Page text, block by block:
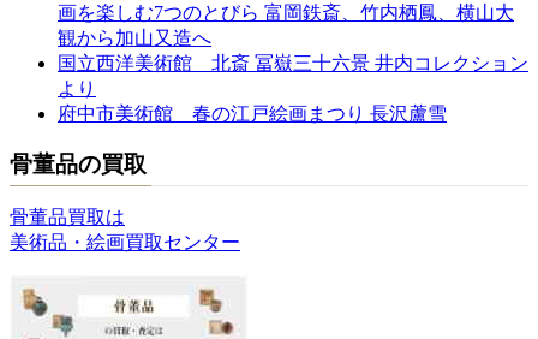
画を楽しむ7つのとびら 富岡鉄斎、竹内栖鳳、横山大
観から加山又造へ
国立西洋美術館 北斎 冨嶽三十六景 井内コレクション
より
府中市美術館 春の江戸絵画まつり 長沢蘆雪
骨董品の買取
骨董品買取は
美術品・絵画買取センター